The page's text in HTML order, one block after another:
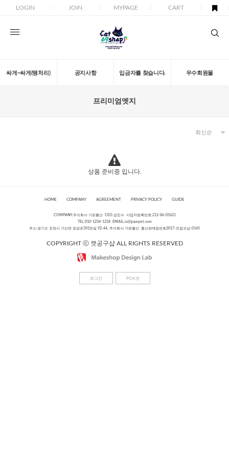
LOGIN JOIN MYPAGE CART
싸게~싸게(땡처리) 공지사항 입금자를 찾습니다. 우수회원몰
프리미엄엣지
상품 준비중 입니다.
HOME COMPANY AGREEMENT PRIVACY POLICY GUIDE
COMPANY:주식회사 가온물산 CEO:김민수 사업자등록번호:212-86-05621
TEL:010-1234-1234 EMAIL:cs@gaonpet.com
주소:경기도 포천시 가산면 정금로392번길 92-44, 주식회사 가온물산 통신판매업번호2017-진접오남-0145
COPYRIGHT ⓒ 캣공구샵 ALL RIGHTS RESERVED
로그인 PC버전